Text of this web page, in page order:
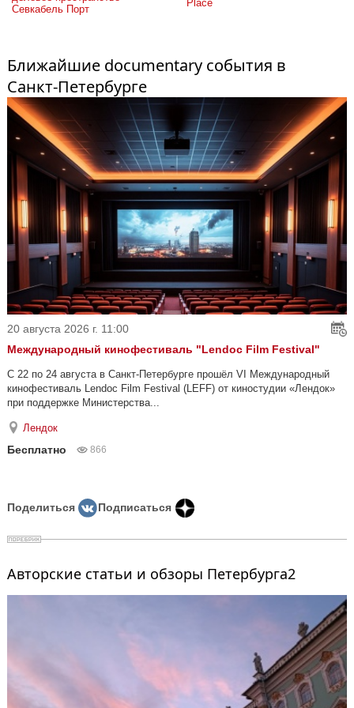
Севкабель Порт
Place
Ближайшие documentary события в
Санкт-Петербурге
20 августа 2026 г. 11:00
Международный кинофестиваль "Lendoc Film Festival"
С 22 по 24 августа в Санкт-Петербурге прошёл VI Международный
кинофестиваль Lendoc Film Festival (LEFF) от киностудии «Лендок»
при поддержке Министерства...
Лендок
Бесплатно 866
Поделиться Подписаться
Авторские статьи и обзоры Петербурга2